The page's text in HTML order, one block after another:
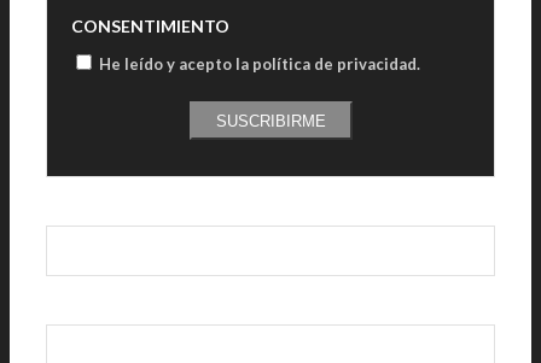
CONSENTIMIENTO
He leído y acepto la política de privacidad.
SUSCRIBIRME